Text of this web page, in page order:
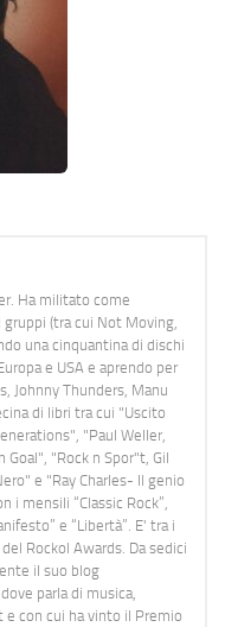
Ha militato come
(tra cui Not Moving,
una cinquantina di dischi
e USA e aprendo per
Johnny Thunders, Manu
di libri tra cui "Uscito
"Paul Weller,
Goal", "Rock n Spor"t, Gil
e "Ray Charles- Il genio
i mensili “Classic Rock”,
e “Libertà”. E' tra i
Rockol Awards. Da sedici
il suo blog
parla di musica,
con cui ha vinto il Premio